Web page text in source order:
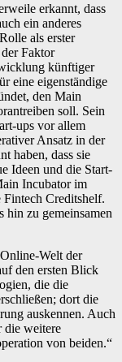
erkannt, dass
ein anderes
als erster
Faktor
künftiger
eine eigenständige
den Main
soll. Sein
ups vor allem
Ansatz in der
haben, dass sie
Ideen und die Start-
Incubator im
Fintech Creditshelf.
hin zu gemeinsamen
Welt der
den ersten Blick
die die
dort die
auskennen. Auch
die weitere
von beiden.“